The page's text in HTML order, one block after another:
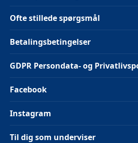
Ofte stillede spørgsmål
Betalingsbetingelser
GDPR Persondata- og
Facebook
Instagram
Til dig som underviser